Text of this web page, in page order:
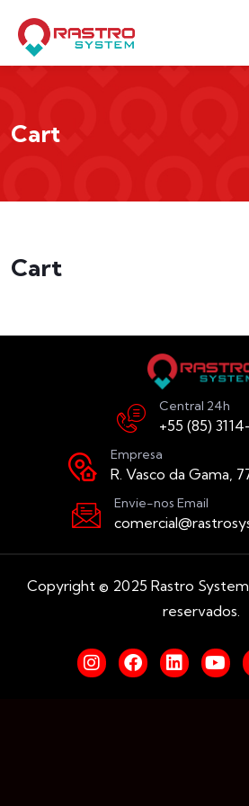
Cart
Cart
Central 24h
+55 (85)
Empresa
R. Vasco da Gama,
Envie-nos Email
Copyright © 2025 Rastro
reservados.